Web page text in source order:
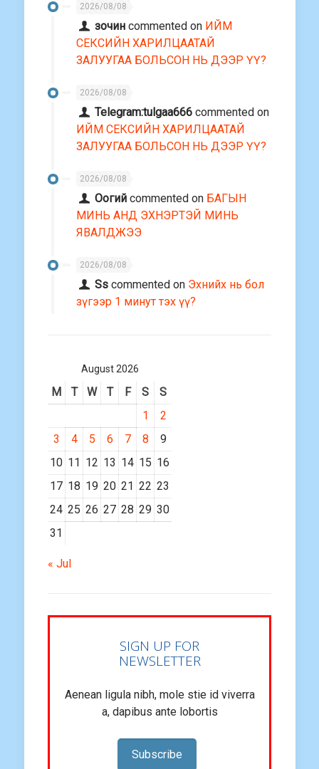
2026/08/08
зочин commented on ИЙМ
СЕКСИЙН ХАРИЛЦААТАЙ
ЗАЛУУГАА БОЛЬСОН НЬ ДЭЭР ҮҮ?
2026/08/08
Telegram:tulgaa666 commented on
ИЙМ СЕКСИЙН ХАРИЛЦААТАЙ
ЗАЛУУГАА БОЛЬСОН НЬ ДЭЭР ҮҮ?
2026/08/08
Оогий commented on БАГЫН
МИНЬ АНД ЭХНЭРТЭЙ МИНЬ
ЯВАЛДЖЭЭ
2026/08/08
Ss commented on Эхнийх нь бол
зүгээр 1 минут тэх үү?
August 2026
M T W T F S
S
1
2
3
4 5 6 7 8
9
10 11 12 13 14 15 16
17 18 19 20 21 22 23
24 25 26 27 28 29 30
31
« Jul
SIGN UP FOR
NEWSLETTER
Aenean ligula nibh, mole stie id viverra
a, dapibus ante lobortis
Subscribe